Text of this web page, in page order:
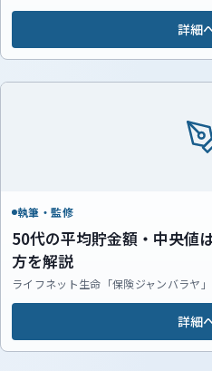
詳細
執筆・監修
50代の平均貯金額・中央値
方を解説
ライフネット生命「保険ジャンバラヤ
詳細